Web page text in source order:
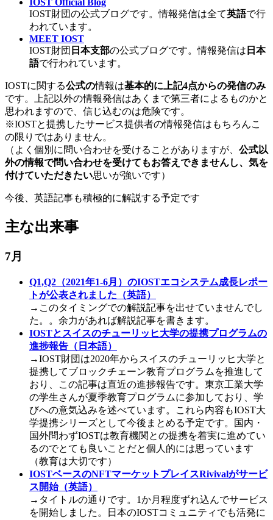
IOST Official Blog
IOST財団の公式ブログです。情報発信は全て英語で行
われています。
MEET IOST
IOST財団 日本支部の公式ブログです。情報発信は 日本
語で行われています。
IOSTに関する公式の情報は基本的に上記4点からの発信のみ
です。上記以外の情報発信はあくまで第三者によるものかと
思われますので、信じ込むのは危険です。
※IOSTと提携したサービス提供者の情報発信はもちろんこ
の限りではありません。
（よく個別に問い合わせを受けることがありますが、 公式以
外の情報で問い合わせを受けてもお答えできませんし、気を
付けていただきたい思いが強いです）
今後、英語記事も積極的に解説する予定です
主な出来事
7月
Q1,Q2（2021年1-6月）のIOSTエコシステム成長レポー
トが公表されました（英語）
→このタイミングでの解説記事を出せていませんでし
た。。余力があれば解説記事を書きます。
IOSTとスイスのチューリッヒ大学の提携プログラムの
進捗報告（日本語）
→IOST財団は2020年からスイスのチューリッヒ大学と
提携してブロックチェーン教育プログラムを推進して
おり、この記事は直近の進捗報告です。東京工業大学
の学生さんが夏季教育プログラムに参加しており、学
びへの意気込みを述べています。これら内容もIOST大
学提携シリーズとして今後まとめる予定です。国内・
国外問わずIOSTは教育機関との提携を着実に進めてい
るのでとても良いことだと個人的には思っています
（教育は大切です）
IOSTベースのNFTマーケットプレイスRivivalがサービ
ス開始（英語）
→タイトルの通りです。1か月程度ずれ込んでサービス
を開始しました。日本のIOSTコミュニティでも活発に